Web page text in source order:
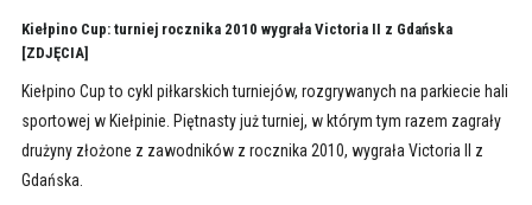
Kiełpino Cup: turniej rocznika 2010 wygrała Victoria II z Gdańska
[ZDJĘCIA]
Kiełpino Cup to cykl piłkarskich turniejów, rozgrywanych na parkiecie hali
sportowej w Kiełpinie. Piętnasty już turniej, w którym tym razem zagrały
drużyny złożone z zawodników z rocznika 2010, wygrała Victoria II z
Gdańska.